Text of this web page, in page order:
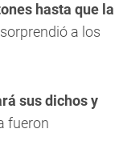
hasta que la
a los
sus dichos y
fueron